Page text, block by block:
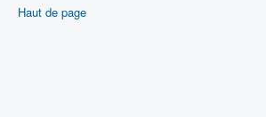
Haut de page